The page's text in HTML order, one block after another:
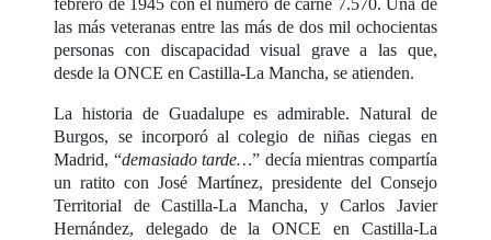
las más veteranas entre las más de dos mil ochocientas
personas con discapacidad visual grave a las que,
desde la ONCE en Castilla-La Mancha, se atienden.
La historia de Guadalupe es admirable. Natural de
Burgos, se incorporó al colegio de niñas ciegas en
Madrid, “demasiado tarde…” decía mientras compartía
un ratito con José Martínez, presidente del Consejo
Territorial de Castilla-La Mancha, y Carlos Javier
Hernández, delegado de la ONCE en Castilla-La